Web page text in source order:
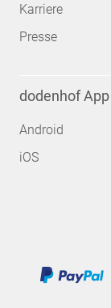
Karriere
Presse
dodenhof App
Android
iOS